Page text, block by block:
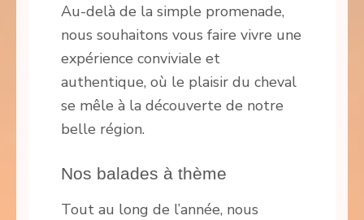
Au-delà de la simple promenade,
nous souhaitons vous faire vivre une
expérience conviviale et
authentique, où le plaisir du cheval
se mêle à la découverte de notre
belle région.
Nos balades à thème
Tout au long de l’année, nous